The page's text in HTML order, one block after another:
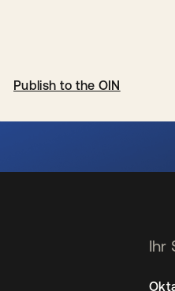
Publish to the OIN
Ihr